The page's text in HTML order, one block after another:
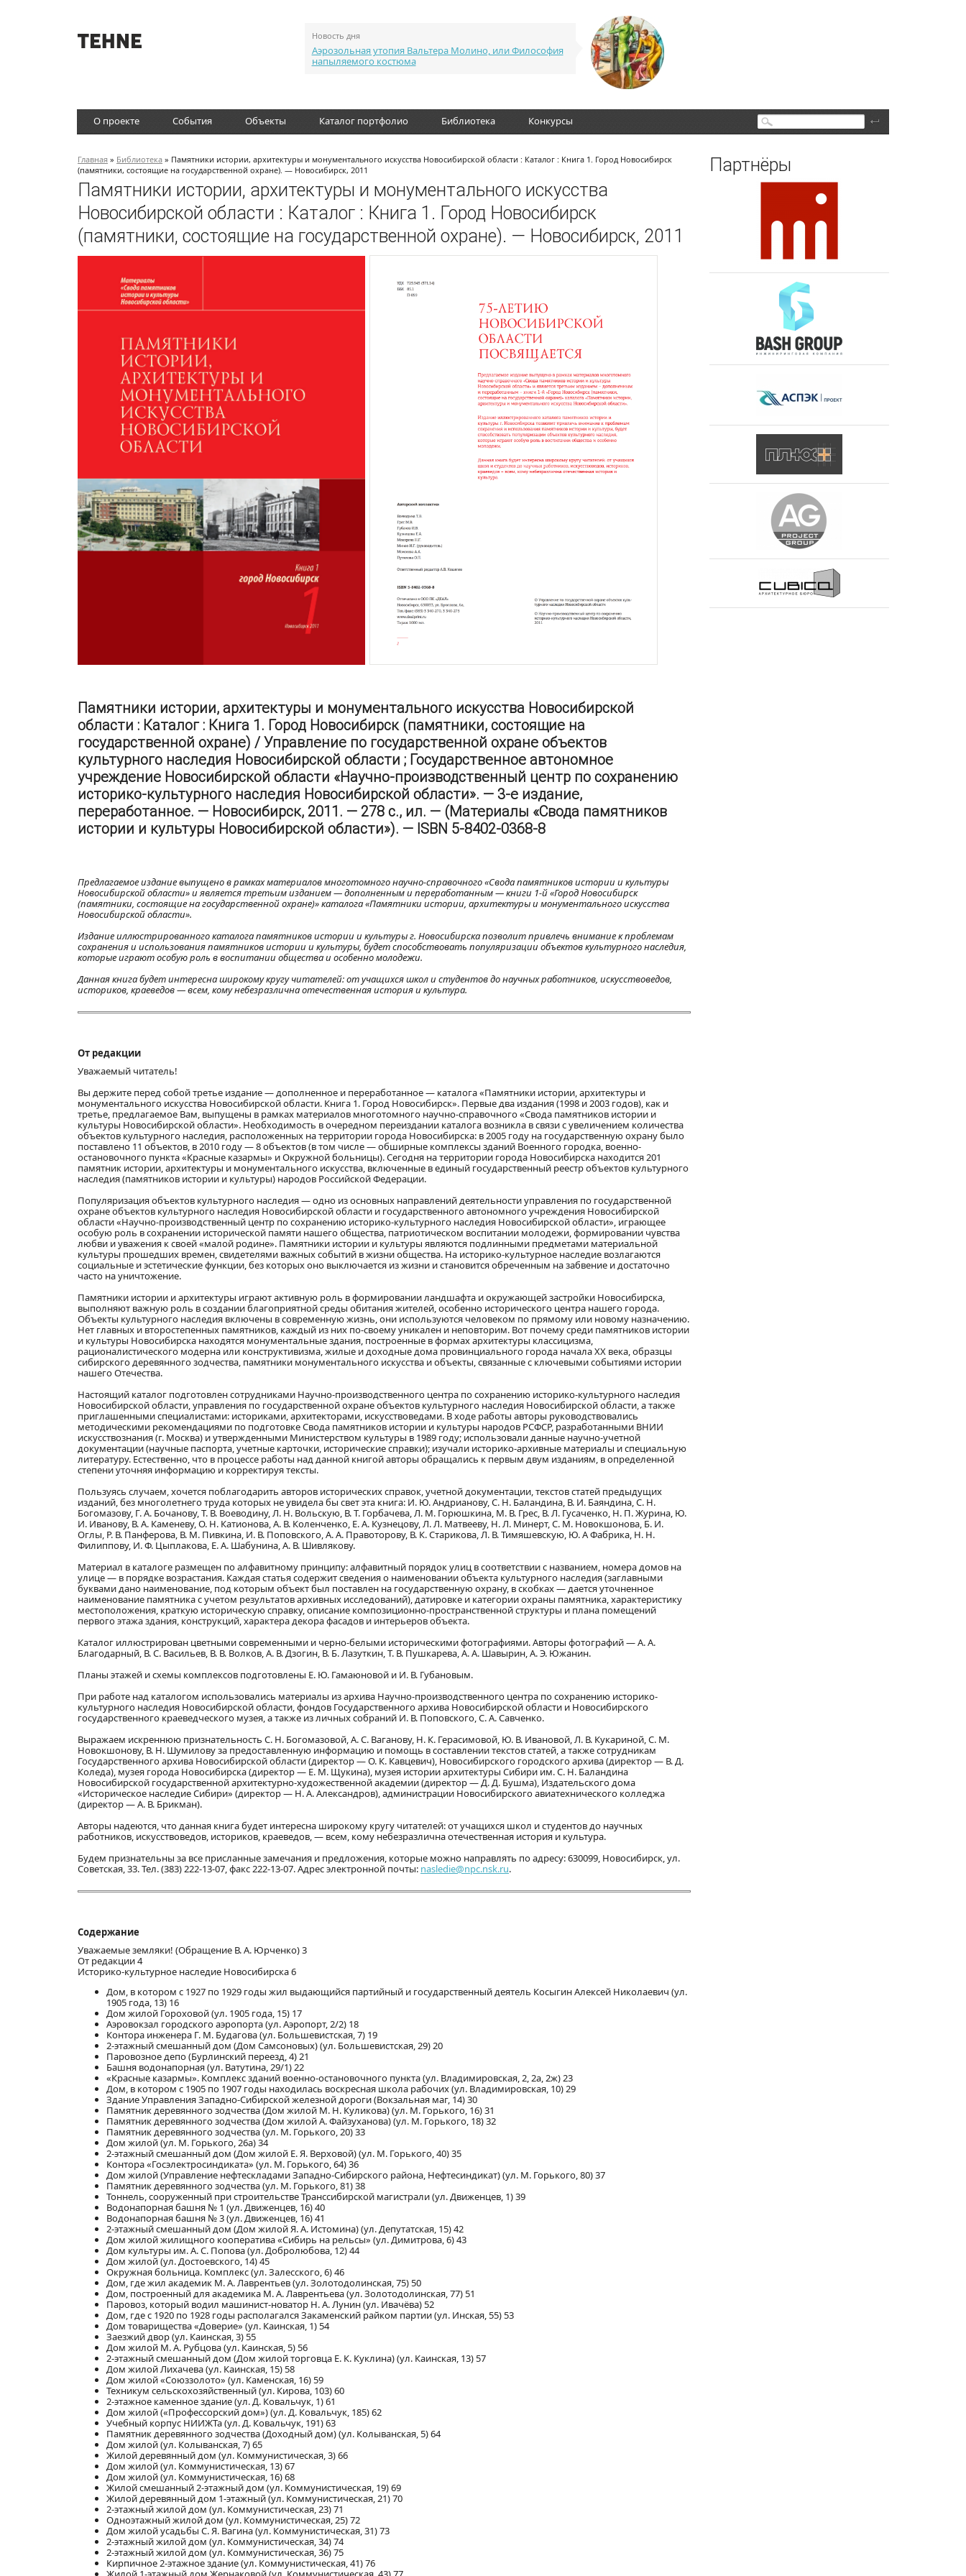
Новость дня
Аэрозольная утопия Вальтера Молино, или Философия
напыляемого костюма
О проекте События Объекты Каталог портфолио Библиотека Конкурсы Поиск
Главная » Библиотека » Памятники истории, архитектуры и монументального искусства Новосибирской области : Каталог : Книга 1. Город Новосибирск
(памятники, состоящие на государственной охране). — Новосибирск, 2011
Памятники истории, архитектуры и монументального искусства
Новосибирской области : Каталог : Книга 1. Город Новосибирск
(памятники, состоящие на государственной охране). — Новосибирск, 2011
Памятники истории, архитектуры и монументального искусства Новосибирской
области : Каталог : Книга 1. Город Новосибирск (памятники, состоящие на
государственной охране) / Управление по государственной охране объектов
культурного наследия Новосибирской области ; Государственное автономное
учреждение Новосибирской области «Научно-производственный центр по сохранению
историко-культурного наследия Новосибирской области». — 3-е издание,
переработанное. — Новосибирск, 2011. — 278 с., ил. — (Материалы «Свода памятников
истории и культуры Новосибирской области»). — ISBN 5-8402-0368-8
Предлагаемое издание выпущено в рамках материалов многотомного научно-справочного «Свода памятников истории и культуры
Новосибирской области» и является третьим изданием — дополненным и переработанным — книги 1-й «Город Новосибирск
(памятники, состоящие на государственной охране)» каталога «Памятники истории, архитектуры и монументального искусства
Новосибирской области».
Издание иллюстрированного каталога памятников истории и культуры г. Новосибирска позволит привлечь внимание к проблемам
сохранения и использования памятников истории и культуры, будет способствовать популяризации объектов культурного наследия,
которые играют особую роль в воспитании общества и особенно молодежи.
Данная книга будет интересна широкому кругу читателей: от учащихся школ и студентов до научных работников, искусствоведов,
историков, краеведов — всем, кому небезразлична отечественная история и культура.
От редакции
Уважаемый читатель!
Вы держите перед собой третье издание — дополненное и переработанное — каталога «Памятники истории, архитектуры и
монументального искусства Новосибирской области. Книга 1. Город Новосибирск». Первые два издания (1998 и 2003 годов), как и
третье, предлагаемое Вам, выпущены в рамках материалов многотомного научно-справочного «Свода памятников истории и
культуры Новосибирской области». Необходимость в очередном переиздании каталога возникла в связи с увеличением количества
объектов культурного наследия, расположенных на территории города Новосибирска: в 2005 году на государственную охрану было
поставлено 11 объектов, в 2010 году — 8 объектов (в том числе — обширные комплексы зданий Военного городка, военно-
остановочного пункта «Красные казармы» и Окружной больницы). Сегодня на территории города Новосибирска находится 201
памятник истории, архитектуры и монументального искусства, включенные в единый государственный реестр объектов культурного
наследия (памятников истории и культуры) народов Российской Федерации.
Популяризация объектов культурного наследия — одно из основных направлений деятельности управления по государственной
охране объектов культурного наследия Новосибирской области и государственного автономного учреждения Новосибирской
области «Научно-производственный центр по сохранению историко-культурного наследия Новосибирской области», играющее
особую роль в сохранении исторической памяти нашего общества, патриотическом воспитании молодежи, формировании чувства
любви и уважения к своей «малой родине». Памятники истории и культуры являются подлинными предметами материальной
культуры прошедших времен, свидетелями важных событий в жизни общества. На историко-культурное наследие возлагаются
социальные и эстетические функции, без которых оно выключается из жизни и становится обреченным на забвение и достаточно
часто на уничтожение.
Памятники истории и архитектуры играют активную роль в формировании ландшафта и окружающей застройки Новосибирска,
выполняют важную роль в создании благоприятной среды обитания жителей, особенно исторического центра нашего города.
Объекты культурного наследия включены в современную жизнь, они используются человеком по прямому или новому назначению.
Нет главных и второстепенных памятников, каждый из них по-своему уникален и неповторим. Вот почему среди памятников истории
и культуры Новосибирска находятся монументальные здания, построенные в формах архитектуры классицизма,
рационалистического модерна или конструктивизма, жилые и доходные дома провинциального города начала ХХ века, образцы
сибирского деревянного зодчества, памятники монументального искусства и объекты, связанные с ключевыми событиями истории
нашего Отечества.
Настоящий каталог подготовлен сотрудниками Научно-производственного центра по сохранению историко-культурного наследия
Новосибирской области, управления по государственной охране объектов культурного наследия Новосибирской области, а также
приглашенными специалистами: историками, архитекторами, искусствоведами. В ходе работы авторы руководствовались
методическими рекомендациями по подготовке Свода памятников истории и культуры народов РСФСР, разработанными ВНИИ
искусствознания (г. Москва) и утвержденными Министерством культуры в 1989 году; использовали данные научно-учетной
документации (научные паспорта, учетные карточки, исторические справки); изучали историко-архивные материалы и специальную
литературу. Естественно, что в процессе работы над данной книгой авторы обращались к первым двум изданиям, в определенной
степени уточняя информацию и корректируя тексты.
Пользуясь случаем, хочется поблагодарить авторов исторических справок, учетной документации, текстов статей предыдущих
изданий, без многолетнего труда которых не увидела бы свет эта книга: И. Ю. Андрианову, С. Н. Баландина, В. И. Баяндина, С. Н.
Богомазову, Г. А. Бочанову, Т. В. Воеводину, Л. Н. Вольскую, В. Т. Горбачева, Л. М. Горюшкина, М. В. Грес, В. Л. Гусаченко, Н. П. Журина, Ю.
И. Иванову, В. А. Каменеву, О. Н. Катионова, А. В. Коленченко, Е. А. Кузнецову, Л. Л. Матвееву, Н. Л. Минерт, С. М. Новокшонова, Б. И.
Оглы, Р. В. Панферова, В. М. Пивкина, И. В. Поповского, А. А. Правоторову, В. К. Старикова, Л. В. Тимяшевскую, Ю. А Фабрика, Н. Н.
Филиппову, И. Ф. Цыплакова, Е. А. Шабунина, А. В. Шивлякову.
Материал в каталоге размещен по алфавитному принципу: алфавитный порядок улиц в соответствии с названием, номера домов на
улице — в порядке возрастания. Каждая статья содержит сведения о наименовании объекта культурного наследия (заглавными
буквами дано наименование, под которым объект был поставлен на государственную охрану, в скобках — дается уточненное
наименование памятника с учетом результатов архивных исследований), датировке и категории охраны памятника, характеристику
местоположения, краткую историческую справку, описание композиционно-пространственной структуры и плана помещений
первого этажа здания, конструкций, характера декора фасадов и интерьеров объекта.
Каталог иллюстрирован цветными современными и черно-белыми историческими фотографиями. Авторы фотографий — А. А.
Благодарный, В. С. Васильев, В. В. Волков, А. В. Дзогин, В. Б. Лазуткин, Т. В. Пушкарева, А. А. Шавырин, А. Э. Южанин.
Планы этажей и схемы комплексов подготовлены Е. Ю. Гамаюновой и И. В. Губановым.
При работе над каталогом использовались материалы из архива Научно-производственного центра по сохранению историко-
культурного наследия Новосибирской области, фондов Государственного архива Новосибирской области и Новосибирского
государственного краеведческого музея, а также из личных собраний И. В. Поповского, С. А. Савченко.
Выражаем искреннюю признательность С. Н. Богомазовой, А. С. Ваганову, Н. К. Герасимовой, Ю. В. Ивановой, Л. В. Кукариной, С. М.
Новокшонову, В. Н. Шумилову за предоставленную информацию и помощь в составлении текстов статей, а также сотрудникам
Государственного архива Новосибирской области (директор — О. К. Кавцевич), Новосибирского городского архива (директор — В. Д.
Коледа), музея города Новосибирска (директор — Е. М. Щукина), музея истории архитектуры Сибири им. С. Н. Баландина
Новосибирской государственной архитектурно-художественной академии (директор — Д. Д. Бушма), Издательского дома
«Историческое наследие Сибири» (директор — Н. А. Александров), администрации Новосибирского авиатехнического колледжа
(директор — А. В. Брикман).
Авторы надеются, что данная книга будет интересна широкому кругу читателей: от учащихся школ и студентов до научных
работников, искусствоведов, историков, краеведов, — всем, кому небезразлична отечественная история и культура.
Будем признательны за все присланные замечания и предложения, которые можно направлять по адресу: 630099, Новосибирск, ул.
Советская, 33. Тел. (383) 222-13-07, факс 222-13-07. Адрес электронной почты: nasledie@npc.nsk.ru.
Содержание
Уважаемые земляки! (Обращение В. А. Юрченко) 3
От редакции 4
Историко-культурное наследие Новосибирска 6
Дом, в котором с 1927 по 1929 годы жил выдающийся партийный и государственный деятель Косыгин Алексей Николаевич (ул.
1905 года, 13) 16
Дом жилой Гороховой (ул. 1905 года, 15) 17
Аэровокзал городского аэропорта (ул. Аэропорт, 2/2) 18
Контора инженера Г. М. Будагова (ул. Большевистская, 7) 19
2-этажный смешанный дом (Дом Самсоновых) (ул. Большевистская, 29) 20
Паровозное депо (Бурлинский переезд, 4) 21
Башня водонапорная (ул. Ватутина, 29/1) 22
«Красные казармы». Комплекс зданий военно-остановочного пункта (ул. Владимировская, 2, 2а, 2ж) 23
Дом, в котором с 1905 по 1907 годы находилась воскресная школа рабочих (ул. Владимировская, 10) 29
Здание Управления Западно-Сибирской железной дороги (Вокзальная маг, 14) 30
Памятник деревянного зодчества (Дом жилой М. Н. Куликова) (ул. М. Горького, 16) 31
Памятник деревянного зодчества (Дом жилой А. Файзуханова) (ул. М. Горького, 18) 32
Памятник деревянного зодчества (ул. М. Горького, 20) 33
Дом жилой (ул. М. Горького, 26а) 34
2-этажный смешанный дом (Дом жилой Е. Я. Верховой) (ул. М. Горького, 40) 35
Контора «Госэлектросиндиката» (ул. М. Горького, 64) 36
Дом жилой (Управление нефтескладами Западно-Сибирского района, Нефтесиндикат) (ул. М. Горького, 80) 37
Памятник деревянного зодчества (ул. М. Горького, 81) 38
Тоннель, сооруженный при строительстве Транссибирской магистрали (ул. Движенцев, 1) 39
Водонапорная башня № 1 (ул. Движенцев, 16) 40
Водонапорная башня № 3 (ул. Движенцев, 16) 41
2-этажный смешанный дом (Дом жилой Я. А. Истомина) (ул. Депутатская, 15) 42
Дом жилой жилищного кооператива «Сибирь на рельсы» (ул. Димитрова, 6) 43
Дом культуры им. А. С. Попова (ул. Добролюбова, 12) 44
Дом жилой (ул. Достоевского, 14) 45
Окружная больница. Комплекс (ул. Залесского, 6) 46
Дом, где жил академик М. А. Лаврентьев (ул. Золотодолинская, 75) 50
Дом, построенный для академика М. А. Лаврентьева (ул. Золотодолинская, 77) 51
Паровоз, который водил машинист-новатор Н. А. Лунин (ул. Ивачёва) 52
Дом, где с 1920 по 1928 годы располагался Закаменский райком партии (ул. Инская, 55) 53
Дом товарищества «Доверие» (ул. Каинская, 1) 54
Заезжий двор (ул. Каинская, 3) 55
Дом жилой М. А. Рубцова (ул. Каинская, 5) 56
2-этажный смешанный дом (Дом жилой торговца Е. К. Куклина) (ул. Каинская, 13) 57
Дом жилой Лихачева (ул. Каинская, 15) 58
Дом жилой «Союззолото» (ул. Каменская, 16) 59
Техникум сельскохозяйственный (ул. Кирова, 103) 60
2-этажное каменное здание (ул. Д. Ковальчук, 1) 61
Дом жилой («Профессорский дом») (ул. Д. Ковальчук, 185) 62
Учебный корпус НИИЖТа (ул. Д. Ковальчук, 191) 63
Памятник деревянного зодчества (Доходный дом) (ул. Колыванская, 5) 64
Дом жилой (ул. Колыванская, 7) 65
Жилой деревянный дом (ул. Коммунистическая, 3) 66
Дом жилой (ул. Коммунистическая, 13) 67
Дом жилой (ул. Коммунистическая, 16) 68
Жилой смешанный 2-этажный дом (ул. Коммунистическая, 19) 69
Жилой деревянный дом 1-этажный (ул. Коммунистическая, 21) 70
2-этажный жилой дом (ул. Коммунистическая, 23) 71
Одноэтажный жилой дом (ул. Коммунистическая, 25) 72
Дом жилой усадьбы С. Я. Вагина (ул. Коммунистическая, 31) 73
2-этажный жилой дом (ул. Коммунистическая, 34) 74
2-этажный жилой дом (ул. Коммунистическая, 36) 75
Кирпичное 2-этажное здание (ул. Коммунистическая, 41) 76
Партнёры